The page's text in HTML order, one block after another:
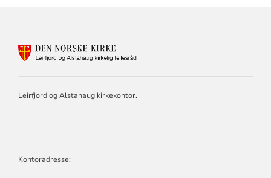
Leirfjord og Alstahaug kirkekontor.
Kontoradresse: